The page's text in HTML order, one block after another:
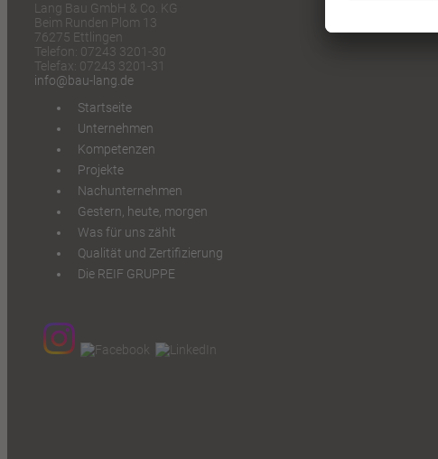
Lang Bau GmbH & Co. KG
Beim Runden Plom 13
76275 Ettlingen
Telefon: 07243 3201-30
Telefax: 07243 3201-31
info@bau-lang.de
Startseite
Unternehmen
Kompetenzen
Projekte
Nachunternehmen
Gestern, heute, morgen
Was für uns zählt
Qualität und Zertifizierung
Die REIF GRUPPE